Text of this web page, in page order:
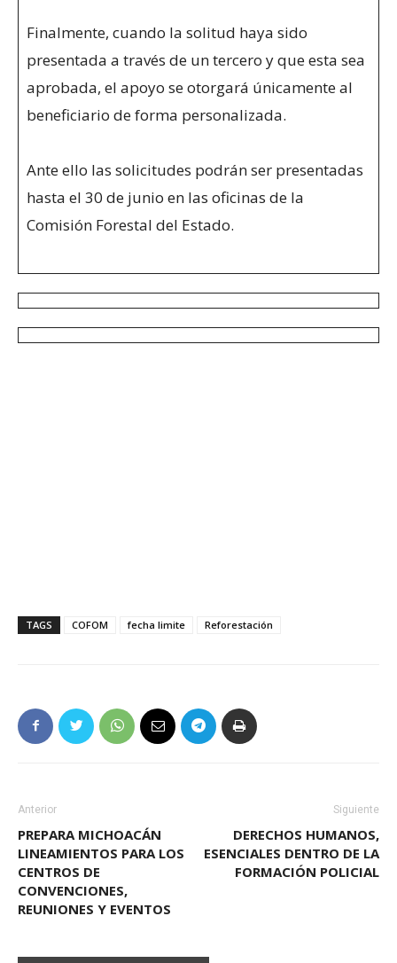
Finalmente, cuando la solitud haya sido
presentada a través de un tercero y que esta sea
aprobada, el apoyo se otorgará únicamente al
beneficiario de forma personalizada.
Ante ello las solicitudes podrán ser presentadas
hasta el 30 de junio en las oficinas de la
Comisión Forestal del Estado.
TAGS COFOM fecha limite Reforestación
Anterior
PREPARA MICHOACÁN
LINEAMIENTOS PARA LOS
CENTROS DE
CONVENCIONES,
REUNIONES Y EVENTOS
Siguiente
DERECHOS HUMANOS,
ESENCIALES DENTRO DE LA
FORMACIÓN POLICIAL